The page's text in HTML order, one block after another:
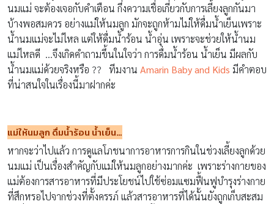
นมแม่ จะต้องเจอกับคำเตือน กึ่งความเชื่อเกี่ยวกับการเลี้ยงลูกกันมา
บ้างพอสมควร อย่างแม่ให้นมลูก มักจะถูกห้ามไม่ให้ดื่มน้ำเย็นเพราะ
น้ำนมแม่จะไม่ไหล แต่ให้ดื่มน้ำร้อน น้ำอุ่น เพราะจะช่วยให้น้ำนม
แม่ไหลดี …จึงเกิดคำถามขึ้นในใจว่า การดื่มน้ำร้อน น้ำเย็น มีผลกับ
น้ำนมแม่ด้วยจริงหรือ ?? ทีมงาน Amarin Baby and Kids มีคำตอบ
ที่น่าสนใจในเรื่องนี้มาฝากค่ะ
แม่ให้นมลูก ดื่มน้ำร้อน น้ำเย็น…
หากจะว่าไปแล้ว การดูแลโภชนาการอาหารการกินในช่วงเลี้ยงลูกด้วย
นมแม่ เป็นเรื่องสำคัญกับแม่ให้นมลูกอย่างมากค่ะ เพราะร่างกายของ
แม่ต้องการสารอาหารที่มีประโยชน์ไปใช้ซ่อมแซมฟื้นฟูบำรุงร่างกาย
ที่สึกหรอไปจากช่วงที่ตั้งครรภ์ แล้วสารอาหารที่ได้นั้นยังถูกเก็บสะสม